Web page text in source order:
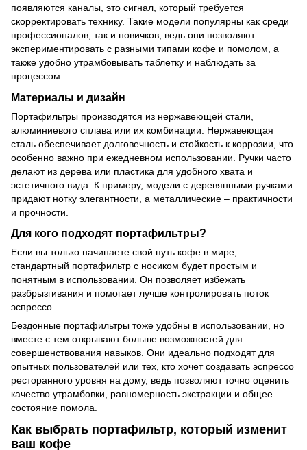
появляются каналы, это сигнал, который требуется
скорректировать технику. Такие модели популярны как среди
профессионалов, так и новичков, ведь они позволяют
экспериментировать с разными типами кофе и помолом, а
также удобно утрамбовывать таблетку и наблюдать за
процессом.
Материалы и дизайн
Портафильтры производятся из нержавеющей стали,
алюминиевого сплава или их комбинации. Нержавеющая
сталь обеспечивает долговечность и стойкость к коррозии, что
особенно важно при ежедневном использовании. Ручки часто
делают из дерева или пластика для удобного хвата и
эстетичного вида. К примеру, модели с деревянными ручками
придают нотку элегантности, а металлические – практичности
и прочности.
Для кого подходят портафильтры?
Если вы только начинаете свой путь кофе в мире,
стандартный портафильтр с носиком будет простым и
понятным в использовании. Он позволяет избежать
разбрызгивания и помогает лучше контролировать поток
эспрессо.
Бездонные портафильтры тоже удобны в использовании, но
вместе с тем открывают больше возможностей для
совершенствования навыков. Они идеально подходят для
опытных пользователей или тех, кто хочет создавать эспрессо
ресторанного уровня на дому, ведь позволяют точно оценить
качество утрамбовки, равномерность экстракции и общее
состояние помола.
Как выбрать портафильтр, который изменит
ваш кофе